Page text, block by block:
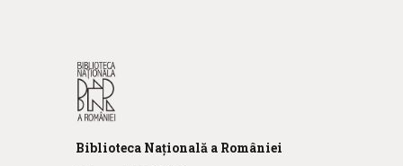
Biblioteca Națională a României